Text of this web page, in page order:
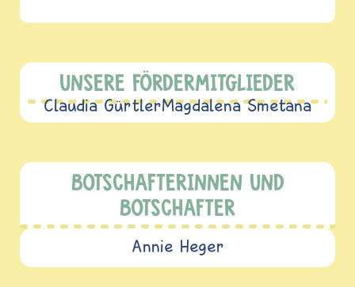
UNSERE FÖRDERMITGLIEDER
Claudia GürtlerMagdalena Smetana
BOTSCHAFTERINNEN UND
BOTSCHAFTER
Annie Heger